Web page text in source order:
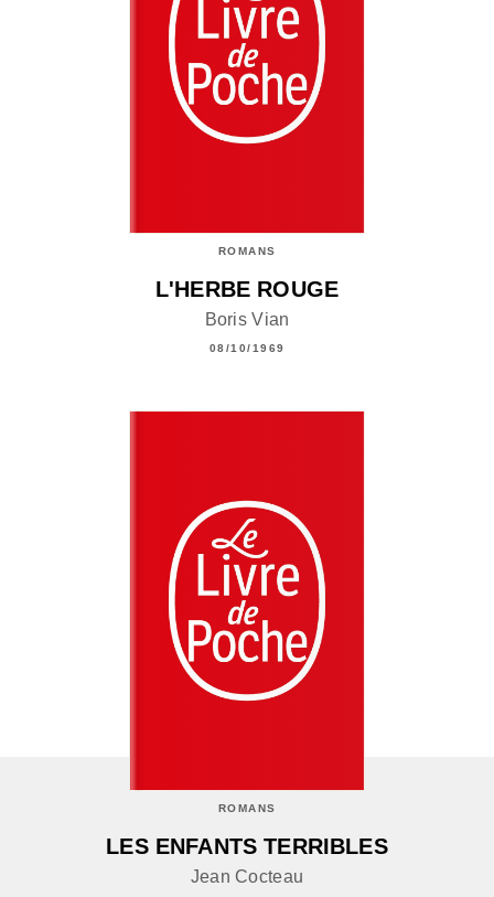
ROMANS
L'HERBE ROUGE
Boris Vian
08/10/1969
ROMANS
LES ENFANTS TERRIBLES
Jean Cocteau